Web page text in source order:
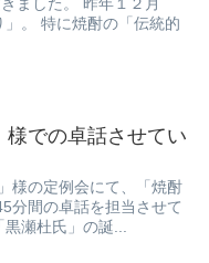
。 特に焼酎の「伝統的
での卓話させてい
様の定例会にて、「焼酎
分間の卓話を担当させて
黒瀬杜氏」の誕...